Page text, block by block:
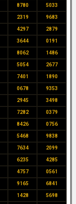
8780 5033
2319 9683
4297 2879
3644 0191
8062 1486
5054 2677
7401 1890
0678 9353
2945 3498
7282 0379
8426 0756
5468 9838
7634 2099
6235 4285
4757 0561
9165 6841
1428 5698